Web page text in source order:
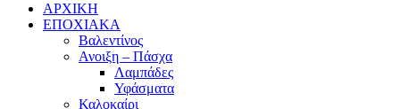
ΑΡΧΙΚΗ
ΕΠΟΧΙΑΚΑ
Βαλεντίνος
Ανοιξη – Πάσχα
Λαμπάδες
Υφάσματα
Καλοκαίρι